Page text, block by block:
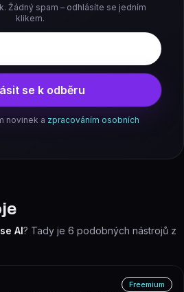
Žádný spam – odhlásíte se jedním
klikem.
se k odběru
novinek a zpracováním osobních
AI? Tady je 6 podobných nástrojů z
Freemium